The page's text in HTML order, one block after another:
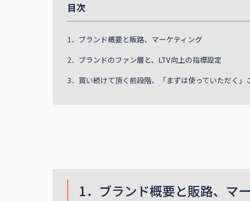
目次
1．ブランド概要と販路、マーケティング
2．ブランドのファン層と、LTV向上の指標設定
3．買い続けて頂く前段階、「まずは使っていただく」
1．ブランド概要と販路、マ